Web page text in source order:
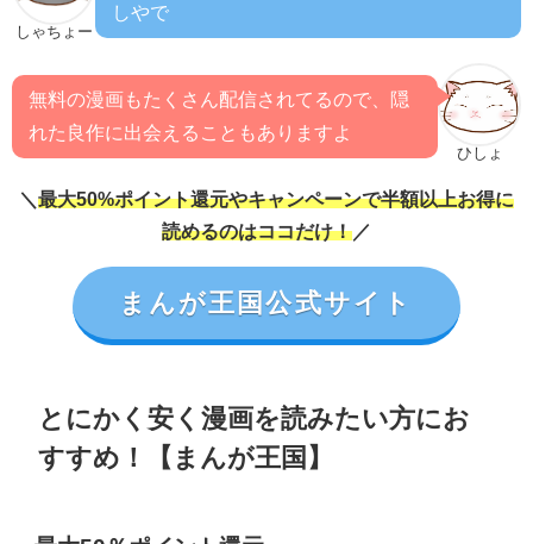
しゃちょー
しやで
ひしょ
無料の漫画もたくさん配信されてるので、隠
れた良作に出会えることもありますよ
＼ 最大50%ポイント還元やキャンペーンで半額以上お得に
読めるのはココだけ！ ／
まんが王国公式サイト
とにかく安く漫画を読みたい方にお
すすめ！【まんが王国】